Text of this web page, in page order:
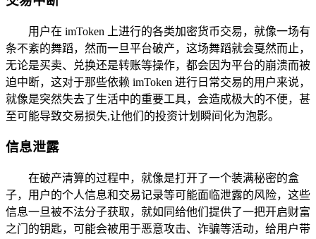
用户在 imToken 上进行的各类加密货币交易，就像一场有
条不紊的舞蹈，然而一旦平台破产，这场舞蹈就会戛然而止，
无论是买卖、兑换还是转账等操作，都会因为平台的崩溃而被
迫中断，这对于那些依赖 imToken 进行日常交易的用户来说，
就像是突然失去了生活中的重要工具，会造成极大的不便，甚
至可能导致交易损失,让他们的投资计划瞬间化为泡影。
信息泄露
在破产清算的过程中，就像是打开了一个装满秘密的盒
子，用户的个人信息和交易记录等可能面临泄露的风险，这些
信息一旦被不法分子获取，就如同给他们提供了一把开启财富
之门的钥匙，可能会被用于恶意攻击、诈骗等活动，给用户带